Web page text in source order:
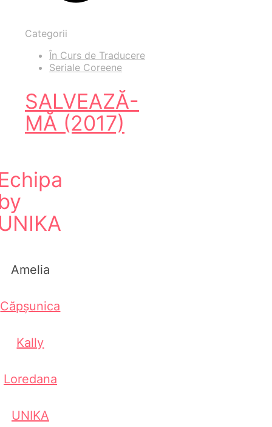
Categorii
În Curs de Traducere
Seriale Coreene
SALVEAZĂ-
MĂ (2017)
Amelia
Căpșunica
Kally
Loredana
UNIKA